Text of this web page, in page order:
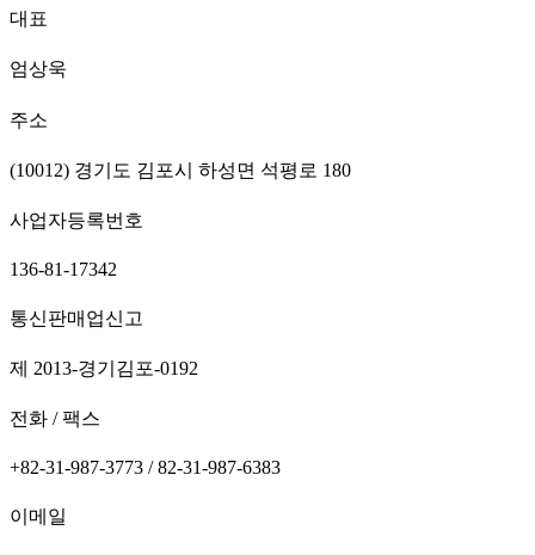
대표
엄상욱
주소
(10012) 경기도 김포시 하성면 석평로 180
사업자등록번호
136-81-17342
통신판매업신고
제 2013-경기김포-0192
전화 / 팩스
+82-31-987-3773 / 82-31-987-6383
이메일